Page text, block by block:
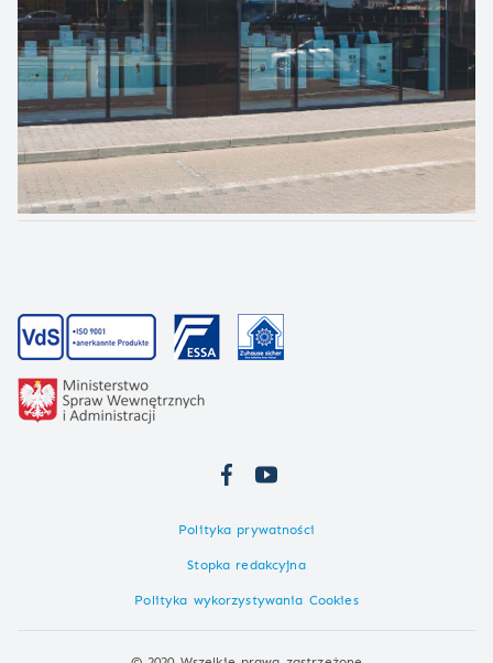
Polityka prywatności
Stopka redakcyjna
Polityka wykorzystywania Cookies